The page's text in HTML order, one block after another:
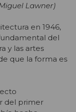
Lawner)
en 1946,
del
y las artes
que la forma es
del primer